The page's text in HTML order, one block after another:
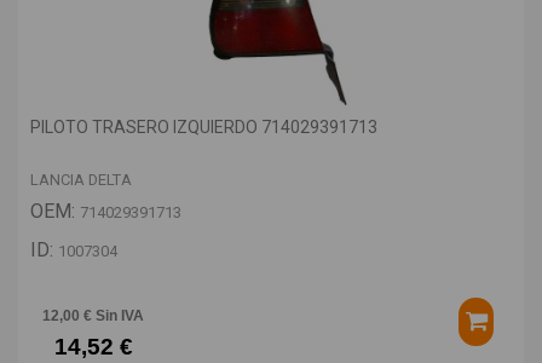
PILOTO TRASERO IZQUIERDO 714029391713
LANCIA DELTA
OEM: 714029391713
ID: 1007304
12,00 € Sin IVA
14,52 €